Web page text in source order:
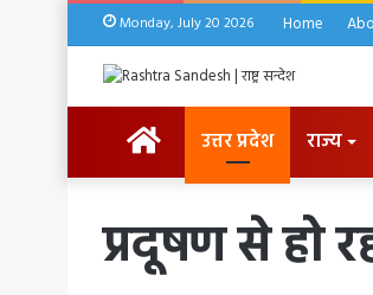
Monday, July 20 2026 Home
HOMEउत्तर प्रदेश राज्य
प्रदूषण से हो